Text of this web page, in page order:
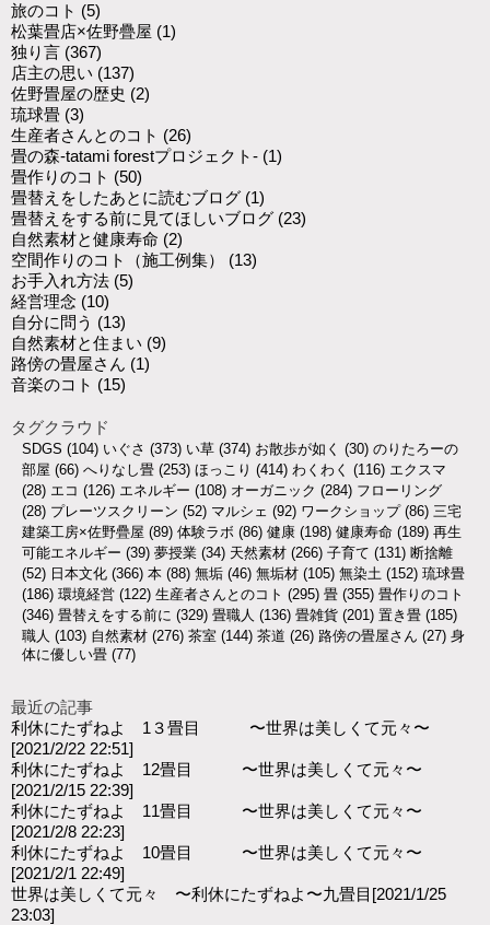
旅のコト (5)
松葉畳店×佐野疊屋 (1)
独り言 (367)
店主の思い (137)
佐野畳屋の歴史 (2)
琉球畳 (3)
生産者さんとのコト (26)
畳の森-tatami forestプロジェクト- (1)
畳作りのコト (50)
畳替えをしたあとに読むブログ (1)
畳替えをする前に見てほしいブログ (23)
自然素材と健康寿命 (2)
空間作りのコト（施工例集） (13)
お手入れ方法 (5)
経営理念 (10)
自分に問う (13)
自然素材と住まい (9)
路傍の畳屋さん (1)
音楽のコト (15)
タグクラウド
SDGS (104) いぐさ (373) い草 (374) お散歩が如く (30) のりたろーの
部屋 (66) へりなし畳 (253) ほっこり (414) わくわく (116) エクスマ
(28) エコ (126) エネルギー (108) オーガニック (284) フローリング
(28) プレーツスクリーン (52) マルシェ (92) ワークショップ(86) 三宅
建築工房×佐野疊屋 (89) 体験ラボ (86) 健康 (198) 健康寿命 (189) 再生
可能エネルギー (39) 夢授業 (34) 天然素材 (266) 子育て (131) 断捨離
(52) 日本文化 (366) 本 (88) 無垢 (46) 無垢材 (105) 無染土 (152) 琉球畳
(186) 環境経営 (122) 生産者さんとのコト (295) 畳 (355) 畳作りのコト
(346) 畳替えをする前に (329) 畳職人 (136) 畳雑貨 (201) 置き畳 (185)
職人 (103) 自然素材 (276) 茶室 (144) 茶道 (26) 路傍の畳屋さん (27) 身
体に優しい畳 (77)
最近の記事
利休にたずねよ 1３畳目 〜世界は美しくて元々〜
[2021/2/22 22:51]
利休にたずねよ 12畳目 〜世界は美しくて元々〜
[2021/2/15 22:39]
利休にたずねよ 11畳目 〜世界は美しくて元々〜
[2021/2/8 22:23]
利休にたずねよ 10畳目 〜世界は美しくて元々〜
[2021/2/1 22:49]
世界は美しくて元々 〜利休にたずねよ〜九畳目 [2021/1/25
23:03]